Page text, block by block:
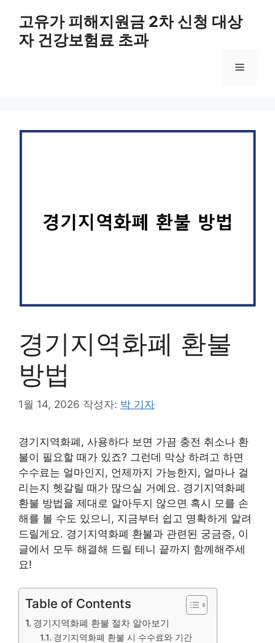
고유가 피해지원금 2차 신청 대상
자 건강보험료 초과
메
경기지역화폐 환불
방법
1월 14, 2026 작성자: 박 기자
경기지역화폐, 사용하다 보면 가끔 충전 취소나 환
불이 필요할 때가 있죠? 그런데 막상 하려고 하면
수수료는 얼마인지, 언제까지 가능한지, 얼마나 걸
리는지 헷갈릴 때가 많으실 거예요. 경기지역화폐
환불 방법을 제대로 알아두지 않으면 혹시 모를 손
해를 볼 수도 있으니, 지금부터 쉽고 명확하게 알려
드릴게요. 경기지역화폐 환불과 관련된 궁금증, 이
글에서 모두 해결해 드릴 테니 끝까지 함께해주세
요!
Table of Contents
경기지역화폐 환불 절차 알아보기
경기지역화폐 환불 시 수수료와 기간